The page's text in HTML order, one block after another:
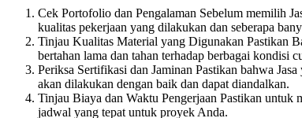
Cek Portofolio dan Pengalaman Sebelum memilih
kualitas pekerjaan yang dilakukan dan seberapa
Tinjau Kualitas Material yang Digunakan Pastikan
bertahan lama dan tahan terhadap berbagai kondisi
Periksa Sertifikasi dan Jaminan Pastikan bahwa
akan dilakukan dengan baik dan dapat diandalkan.
Tinjau Biaya dan Waktu Pengerjaan Pastikan untuk
jadwal yang tepat untuk proyek Anda.